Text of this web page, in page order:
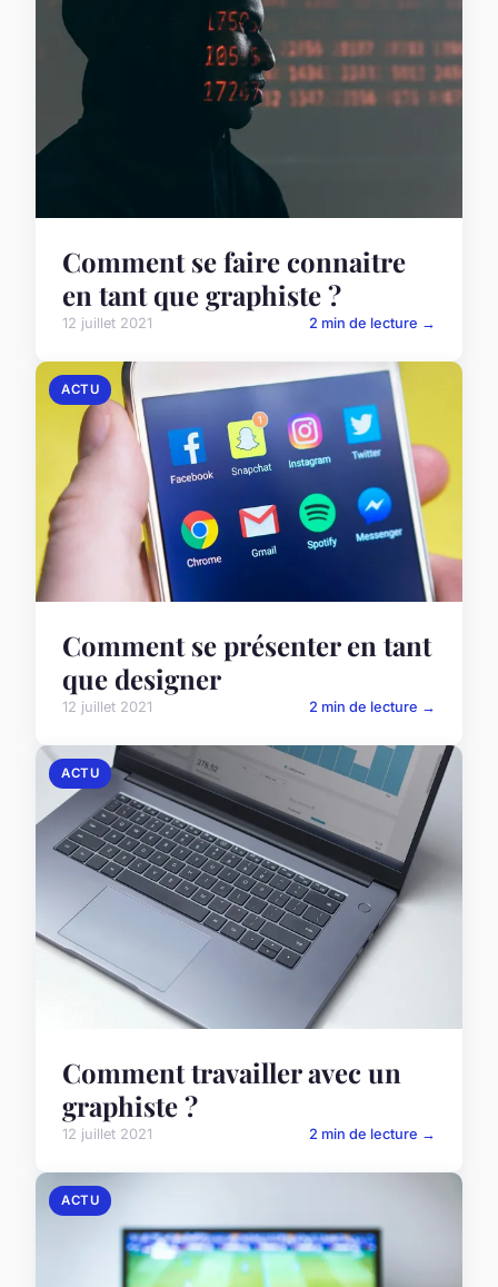
Comment se faire connaitre
en tant que graphiste ?
12 juillet 2021 2 min de lecture →
ACTU
Comment se présenter en tant
que designer
12 juillet 2021 2 min de lecture →
ACTU
Comment travailler avec un
graphiste ?
12 juillet 2021 2 min de lecture →
ACTU